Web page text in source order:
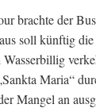
brachte der
soll künftig
Maria“
Mangel an